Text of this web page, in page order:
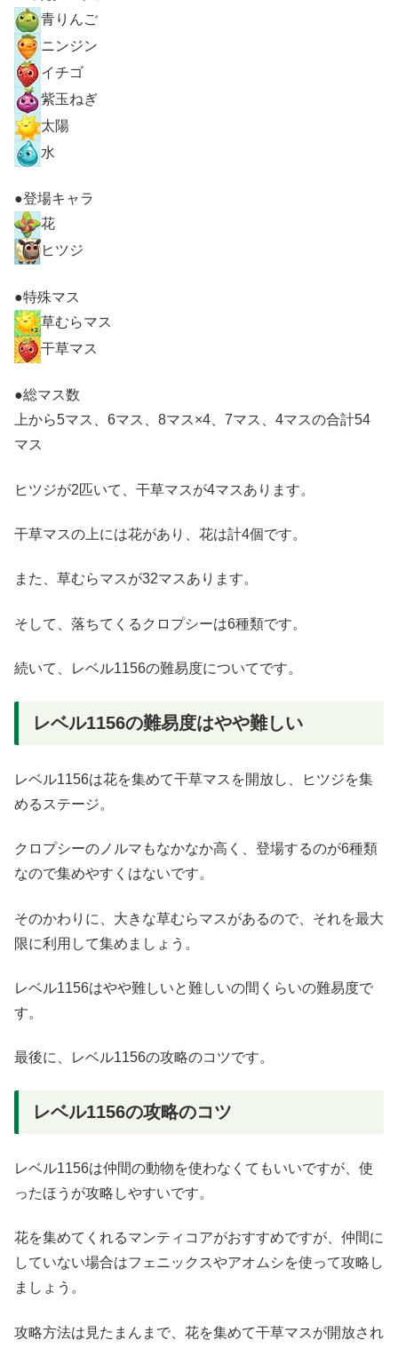
青りんご
ニンジン
イチゴ
紫玉ねぎ
太陽
水
●登場キャラ
花
ヒツジ
●特殊マス
草むらマス
干草マス
●総マス数
上から5マス、6マス、8マス×4、7マス、4マスの合計54
マス
ヒツジが2匹いて、干草マスが4マスあります。
干草マスの上には花があり、花は計4個です。
また、草むらマスが32マスあります。
そして、落ちてくるクロプシーは6種類です。
続いて、レベル1156の難易度についてです。
レベル1156の難易度はやや難しい
レベル1156は花を集めて干草マスを開放し、ヒツジを集
めるステージ。
クロプシーのノルマもなかなか高く、登場するのが6種類
なので集めやすくはないです。
そのかわりに、大きな草むらマスがあるので、それを最大
限に利用して集めましょう。
レベル1156はやや難しいと難しいの間くらいの難易度で
す。
最後に、レベル1156の攻略のコツです。
レベル1156の攻略のコツ
レベル1156は仲間の動物を使わなくてもいいですが、使
ったほうが攻略しやすいです。
花を集めてくれるマンティコアがおすすめですが、仲間に
していない場合はフェニックスやアオムシを使って攻略し
ましょう。
攻略方法は見たまんまで、花を集めて干草マスが開放され